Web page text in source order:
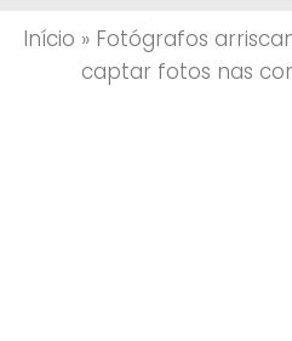
Início » Fotógrafos
captar fotos nas